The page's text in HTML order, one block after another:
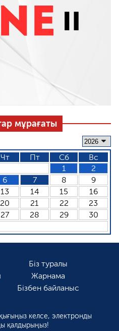
мұрағаты
Чт Пт Сб
Вс
1
2
6 7 8
9
13 14 15
16
20 21 22
23
27 28 29
30
Біз туралы
Жарнама
Бізбен байланыс
келсе, электронды
қалдырыңыз!